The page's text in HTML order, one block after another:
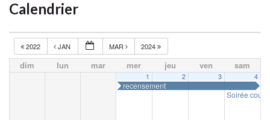
Calendrier
2022 JAN MAR 2024
dim lun mar mer jeu ven sam
1
recensement
2 3 4
Soirée